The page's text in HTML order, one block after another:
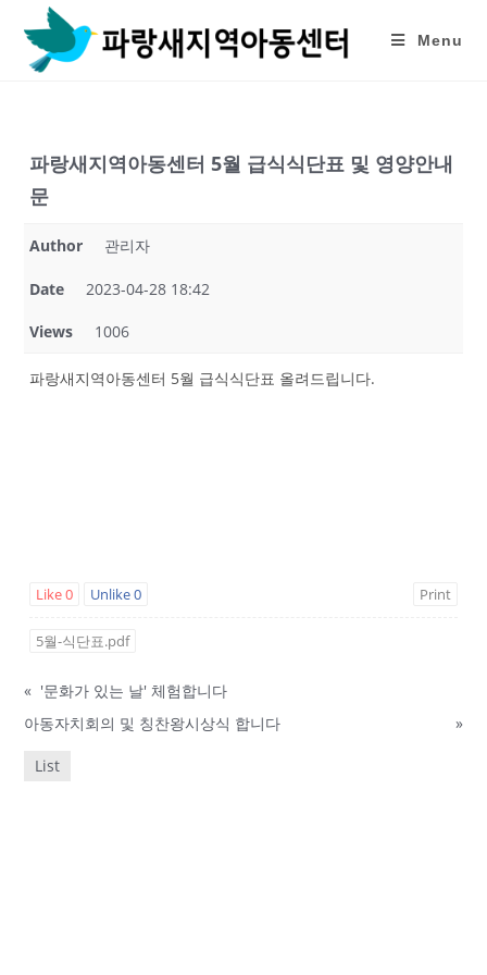
content
Menu
파랑새지역아동센터 5월 급식식단표 및 영양안내
문
Author 관리자
Date 2023-04-28 18:42
Views 1006
파랑새지역아동센터 5월 급식식단표 올려드립니다.
Like0 Unlike0 Print
5월-식단표.pdf
« '문화가 있는 날' 체험합니다
아동자치회의 및 칭찬왕시상식 합니다
»
List